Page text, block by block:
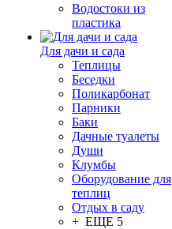
Водостоки из
пластика
Для дачи и сада
Теплицы
Беседки
Поликарбонат
Парники
Баки
Дачные туалеты
Души
Клумбы
Оборудование для
теплиц
Отдых в саду
+ ЕЩЕ 5